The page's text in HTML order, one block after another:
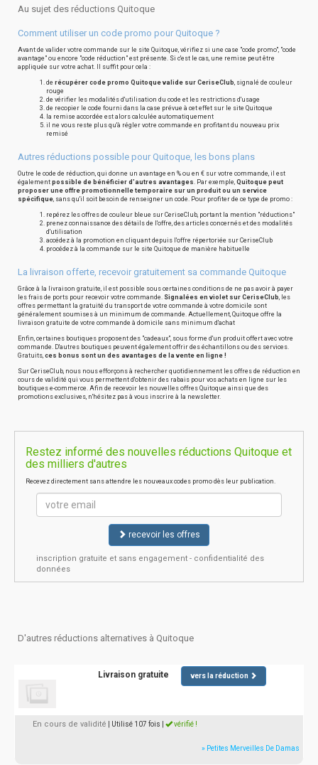
Au sujet des réductions Quitoque
Comment utiliser un code promo pour Quitoque ?
Avant de valider votre commande sur le site Quitoque, vérifiez si une case "code promo", "code
avantage" ou encore "code réduction" est présente. Si c'est le cas, une remise peut être
appliquée sur votre achat. Il suffit pour cela :
de récupérer code promo Quitoque valide sur CeriseClub, signalé de couleur
rouge
de vérifier les modalités d'utilisation du code et les restrictions d'usage
de recopier le code fourni dans la case prévue à cet effet sur le site Quitoque
la remise accordée est alors calculée automatiquement
il ne vous reste plus qu'à régler votre commande en profitant du nouveau prix
remisé
Autres réductions possible pour Quitoque, les bons plans
Outre le code de réduction, qui donne un avantage en % ou en € sur votre commande, il est
également possible de bénéficier d'autres avantages. Par exemple, Quitoque peut
proposer une offre promotionnelle temporaire sur un produit ou un service
spécifique, sans qu'il soit besoin de renseigner un code. Pour profiter de ce type de promo :
repérez les offres de couleur bleue sur CeriseClub, portant la mention "réductions"
prenez connaissance des détails de l'offre, des articles concernés et des modalités
d'utilisation
accédez à la promotion en cliquant depuis l'offre répertoriée sur CeriseClub
procédez à la commande sur le site Quitoque de manière habituelle
La livraison offerte, recevoir gratuitement sa commande Quitoque
Grâce à la livraison gratuite, il est possible sous certaines conditions de ne pas avoir à payer
les frais de ports pour recevoir votre commande. Signalées en violet sur CeriseClub, les
offres permettant la gratuité du transport de votre commande à votre domicile sont
généralement soumises à un minimum de commande. Actuellement, Quitoque offre la
livraison gratuite de votre commande à domicile sans minimum d'achat
Enfin, certaines boutiques proposent des "cadeaux", sous forme d'un produit offert avec votre
commande. D'autres boutiques peuvent également offrir des échantillons ou des services.
Gratuits, ces bonus sont un des avantages de la vente en ligne !
Sur CeriseClub, nous nous efforçons à rechercher quotidiennement les offres de réduction en
cours de validité qui vous permettent d'obtenir des rabais pour vos achats en ligne sur les
boutiques e-commerce. Afin de recevoir les nouvelles offres Quitoque ainsi que des
promotions exclusives, n'hésitez pas à vous inscrire à la newsletter.
Restez informé des nouvelles réductions Quitoque et
des milliers d'autres
Recevez directement sans attendre les nouveaux codes promo dès leur publication.
recevoir les offres
inscription gratuite et sans engagement - confidentialité des
données
D'autres réductions alternatives à Quitoque
Livraison gratuite vers la réduction
En cours de validité | Utilisé 107 fois vérifié !
» Petites Merveilles De Damas